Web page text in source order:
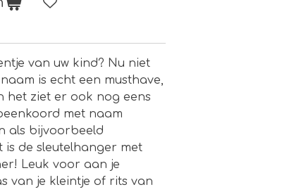
van uw kind? Nu niet
is echt een musthave,
het ziet er ook nog eens
met naam
als bijvoorbeeld
is de sleutelhanger met
Leuk voor aan je
van je kleintje of rits van